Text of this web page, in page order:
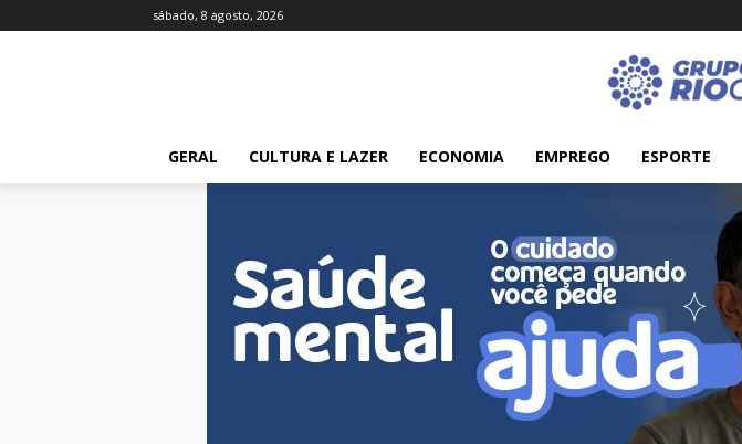
sábado, 8 agosto, 2026
GERAL CULTURA E LAZER ECONOMIA EMPREGO ESPORTE